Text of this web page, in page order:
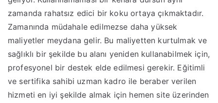
zamanda rahatsız edici bir koku ortaya çıkmaktadır.
Zamanında müdahale edilmezse daha yüksek
maliyetler meydana gelir. Bu maliyetten kurtulmak ve
sağlıklı bir şekilde bu alanı yeniden kullanabilmek için,
profesyonel bir destek elde edilmesi gerekir. Eğitimli
ve sertifika sahibi uzman kadro ile beraber verilen
hizmeti en iyi şekilde almak için hemen site üzerinden